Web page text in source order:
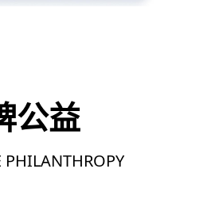
公益
PHILANTHROPY